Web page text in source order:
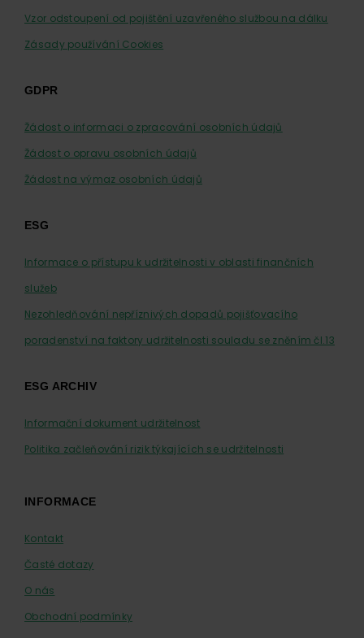
Vzor odstoupení od pojištění uzavřeného službou na dálku
Zásady používání Cookies
GDPR
Žádost o informaci o zpracování osobních údajů
Žádost o opravu osobních údajů
Žádost na výmaz osobních údajů
ESG
Informace o přístupu k udržitelnosti v oblasti finančních
služeb
Nezohledňování nepříznivých dopadů pojišťovacího
poradenství na faktory udržitelnosti souladu se zněním čl.13
ESG ARCHIV
Informační dokument udržitelnost
Politika začleňování rizik týkajících se udržitelnosti
INFORMACE
Kontakt
Časté dotazy
O nás
Obchodní podmínky